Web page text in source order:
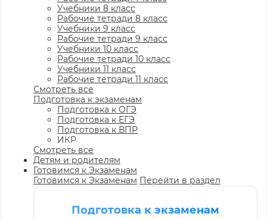
Учебники 8 класс
Рабочие тетради 8 класс
Учебники 9 класс
Рабочие тетради 9 класс
Учебники 10 класс
Рабочие тетради 10 класс
Учебники 11 класс
Рабочие тетради 11 класс
Смотреть все
Подготовка к экзаменам
Подготовка к ОГЭ
Подготовка к ЕГЭ
Подготовка к ВПР
ИКР
Смотреть все
Детям и родителям
Готовимся к Экзаменам
Готовимся к Экзаменам Перейти в раздел
Подготовка к экзаменам